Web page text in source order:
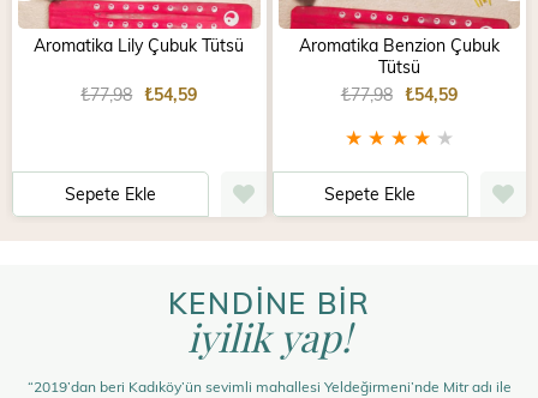
Aromatika Lily Çubuk Tütsü
₺54,59
₺77,98
Sepete Ekle
Aromatika Benzion Çubuk
Tütsü
★ ★ ★ ★ ★
₺54,59
₺77,98
Sepete Ekle
KENDİNE BİR
iyilik yap!
“2019’dan beri Kadıköy’ün sevimli mahallesi Yeldeğirmeni’nde Mitr adı ile